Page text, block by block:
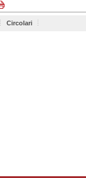
Circolari